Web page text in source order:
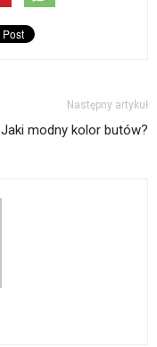
Następny artykuł
Jaki modny kolor butów?